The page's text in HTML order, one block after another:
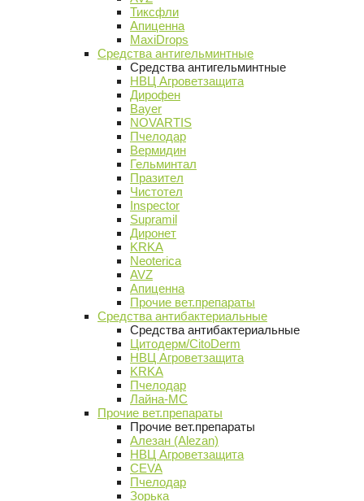
Тиксфли
Апиценна
MaxiDrops
Средства антигельминтные
Средства антигельминтные
НВЦ Агроветзащита
Дирофен
Bayer
NOVARTIS
Пчелодар
Вермидин
Гельминтал
Празител
Чистотел
Inspector
Supramil
Диронет
KRKA
Neoterica
AVZ
Апиценна
Прочие вет.препараты
Средства антибактериальные
Средства антибактериальные
Цитодерм/CitoDerm
НВЦ Агроветзащита
KRKA
Пчелодар
Лайна-МС
Прочие вет.препараты
Прочие вет.препараты
Алезан (Alezan)
НВЦ Агроветзащита
CEVA
Пчелодар
Зорька